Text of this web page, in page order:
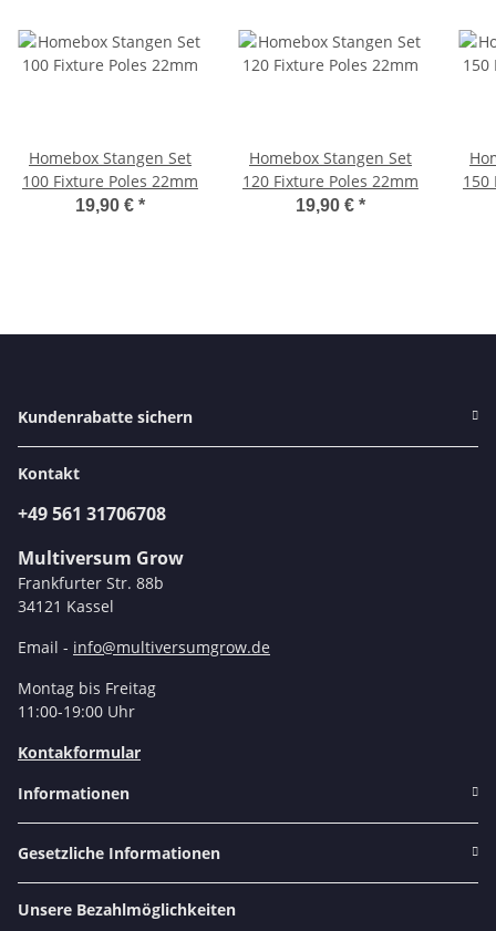
Homebox Stangen Set
100 Fixture Poles 22mm
19,90 € *
Homebox Stangen Set
120 Fixture Poles 22mm
19,90 € *
150
Kundenrabatte sichern
Kontakt
+49 561 31706708
Multiversum Grow
Frankfurter Str. 88b
34121 Kassel
Email - info@multiversumgrow.de
Montag bis Freitag
11:00-19:00 Uhr
Kontakformular
Informationen
Gesetzliche Informationen
Unsere Bezahlmöglichkeiten